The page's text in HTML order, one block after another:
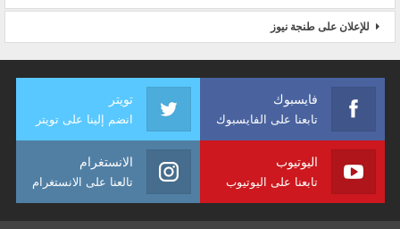
للإعلان على طنجة نيوز
فايسبوك
تابعنا على الفايسبوك
تويتر
انضم إلينا على تويتر
اليوتيوب
تابعنا على اليوتيوب
الانستغرام
تالعنا على الانستغرام